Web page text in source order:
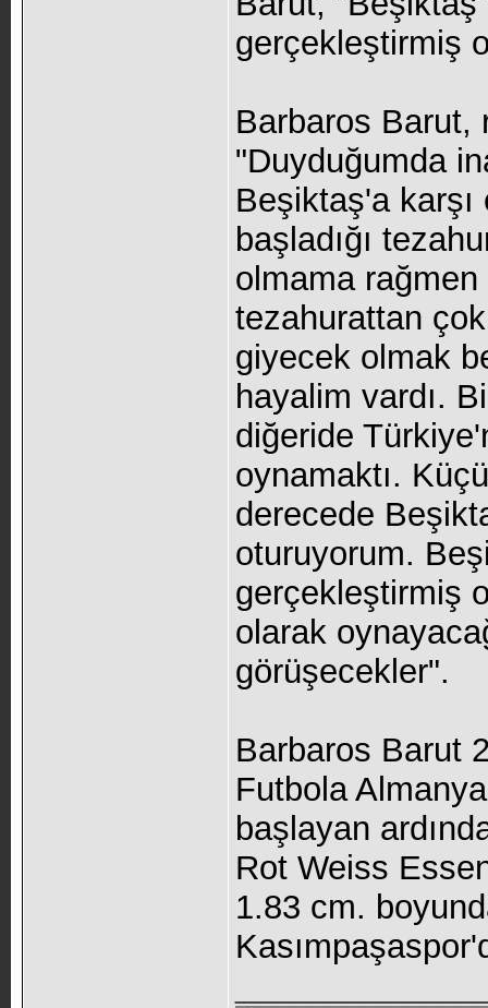
gerçekleştirmiş
Barbaros Barut,
"Duyduğumda
Beşiktaş'a karşı
başladığı
olmama
tezahurattan
giyecek olmak
hayalim vardı.
diğeride
oynamaktı.
derecede
oturuyorum.
gerçekleştirmiş
olarak
görüşecekler".
Barbaros Barut
Futbola
başlayan
Rot Weiss
1.83 cm.